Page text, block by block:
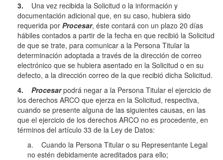
3. Una vez recibida la Solicitud o la información y
documentación adicional que, en su caso, hubiera sido
requerida por Procesar, éste contará con un plazo 20 días
hábiles contados a partir de la fecha en que recibió la Solicitud
de que se trate, para comunicar a la Persona Titular la
determinación adoptada a través de la dirección de correo
electrónico que se hubiera asentado en la Solicitud o en su
defecto, a la dirección correo de la que recibió dicha Solicitud.
4.
Procesarpodrá negar a la Persona Titular el ejercicio de
los derechos ARCO que ejerza en la Solicitud, respectiva,
cuando se presente alguna de las siguientes causas, en las
que el ejercicio de los derechos ARCO no es procedente, en
términos del artículo 33 de la Ley de Datos:
a. Cuando la Persona Titular o su Representante Legal
no estén debidamente acreditados para ello;